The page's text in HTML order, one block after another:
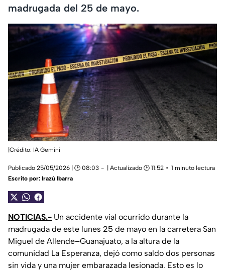
madrugada del 25 de mayo.
|Crédito: IA Gemini
Publicado 25/05/2026 | 🕑 08:03 | Actualizado 🕑 11:52
1 minuto lectura
Escrito por: Irazú Ibarra
NOTICIAS.- Un accidente vial ocurrido durante la
madrugada de este lunes 25 de mayo en la carretera San
Miguel de Allende–Guanajuato, a la altura de la
comunidad La Esperanza, dejó como saldo dos personas
sin vida y una mujer embarazada lesionada. Esto es lo